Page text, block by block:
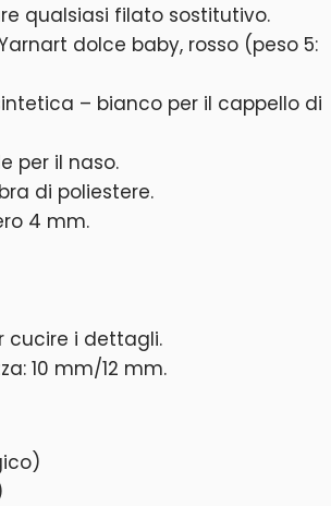
qualsiasi filato sostitutivo.
dolce baby, rosso (peso 5:
– bianco per il cappello di
per il naso.
di poliestere.
4 mm.
cucire i dettagli.
10 mm/12 mm.